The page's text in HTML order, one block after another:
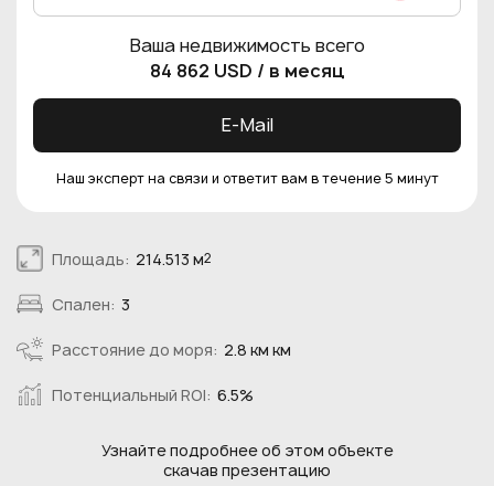
Площадь: 214.513 м2
Спален: 3
Расстояние до моря: 2.8 км км
Потенциальный ROI: 6.5%
Узнайте подробнее об этом объекте
скачав презентацию
Ваша недвижимость всего
84 862 USD / в месяц
E-Mail
Наш эксперт на связи и ответит вам в течение 5 минут